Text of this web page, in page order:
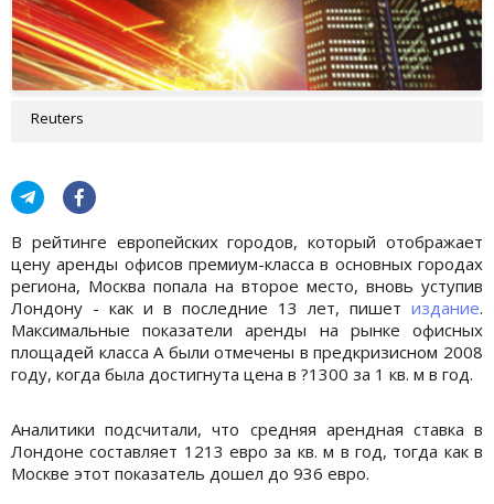
Reuters
В рейтинге европейских городов, который отображает
цену аренды офисов премиум-класса в основных городах
региона, Москва попала на второе место, вновь уступив
Лондону - как и в последние 13 лет, пишет издание.
Максимальные показатели аренды на рынке офисных
площадей класса А были отмечены в предкризисном 2008
году, когда была достигнута цена в ?1300 за 1 кв. м в год.
Аналитики подсчитали, что средняя арендная ставка в
Лондоне составляет 1213 евро за кв. м в год, тогда как в
Москве этот показатель дошел до 936 евро.